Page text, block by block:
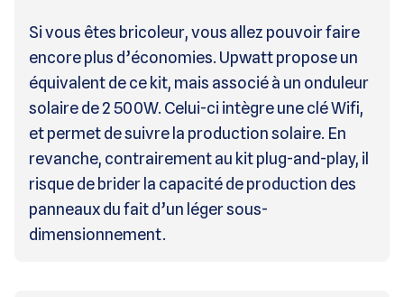
Si vous êtes bricoleur, vous allez pouvoir faire
encore plus d’économies. Upwatt propose un
équivalent de ce kit, mais associé à un onduleur
solaire de 2 500W. Celui-ci intègre une clé Wifi,
et permet de suivre la production solaire. En
revanche, contrairement au kit plug-and-play, il
risque de brider la capacité de production des
panneaux du fait d’un léger sous-
dimensionnement.